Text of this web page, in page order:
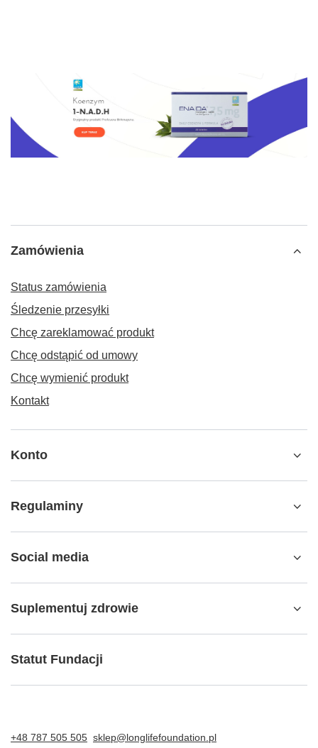
Zamówienia
Status zamówienia
Śledzenie przesyłki
Chcę zareklamować produkt
Chcę odstąpić od umowy
Chcę wymienić produkt
Kontakt
Konto
Regulaminy
Social media
Suplementuj zdrowie
Statut Fundacji
+48 787 505 505 sklep@longlifefoundation.pl